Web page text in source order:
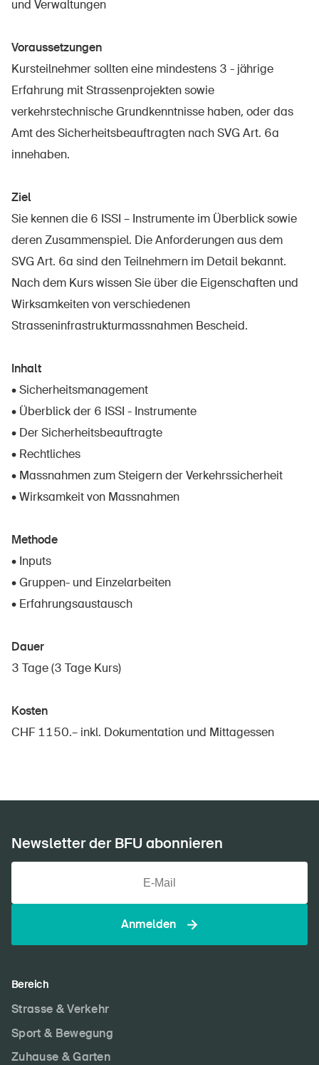
und Verwaltungen
Voraussetzungen
Kursteilnehmer sollten eine mindestens 3 - jährige
Erfahrung mit Strassenprojekten sowie
verkehrstechnische Grundkenntnisse haben, oder das
Amt des Sicherheitsbeauftragten nach SVG Art. 6a
innehaben.
Ziel
Sie kennen die 6 ISSI – Instrumente im Überblick sowie
deren Zusammenspiel. Die Anforderungen aus dem
SVG Art. 6a sind den Teilnehmern im Detail bekannt.
Nach dem Kurs wissen Sie über die Eigenschaften und
Wirksamkeiten von verschiedenen
Strasseninfrastrukturmassnahmen Bescheid.
Inhalt
• Sicherheitsmanagement
• Überblick der 6 ISSI - Instrumente
• Der Sicherheitsbeauftragte
• Rechtliches
• Massnahmen zum Steigern der Verkehrssicherheit
• Wirksamkeit von Massnahmen
Methode
• Inputs
• Gruppen- und Einzelarbeiten
• Erfahrungsaustausch
Dauer
3 Tage (3 Tage Kurs)
Kosten
CHF 1150.– inkl. Dokumentation und Mittagessen
Newsletter der BFU abonnieren
Anmelden
Bereich
Strasse & Verkehr
Sport & Bewegung
Zuhause & Garten